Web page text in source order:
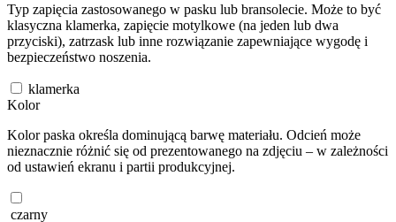
Typ zapięcia zastosowanego w pasku lub bransolecie. Może to być
klasyczna klamerka, zapięcie motylkowe (na jeden lub dwa
przyciski), zatrzask lub inne rozwiązanie zapewniające wygodę i
bezpieczeństwo noszenia.
klamerka
Kolor
Kolor paska określa dominującą barwę materiału. Odcień może
nieznacznie różnić się od prezentowanego na zdjęciu – w zależności
od ustawień ekranu i partii produkcyjnej.
czarny